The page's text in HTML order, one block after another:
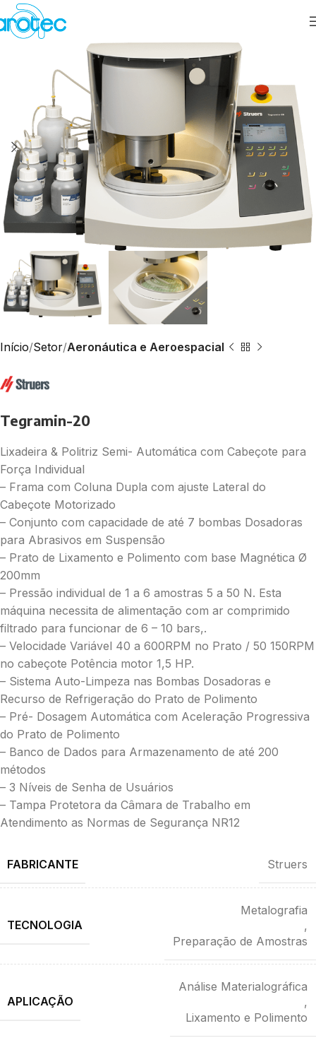
Início Setor Aeronáutica e Aeroespacial
Tegramin-20
Lixadeira & Politriz Semi- Automática com Cabeçote para
Força Individual
– Frama com Coluna Dupla com ajuste Lateral do
Cabeçote Motorizado
– Conjunto com capacidade de até 7 bombas Dosadoras
para Abrasivos em Suspensão
– Prato de Lixamento e Polimento com base Magnética Ø
200mm
– Pressão individual de 1 a 6 amostras 5 a 50 N. Esta
máquina necessita de alimentação com ar comprimido
filtrado para funcionar de 6 – 10 bars,.
– Velocidade Variável 40 a 600RPM no Prato / 50 150RPM
no cabeçote Potência motor 1,5 HP.
– Sistema Auto-Limpeza nas Bombas Dosadoras e
Recurso de Refrigeração do Prato de Polimento
– Pré- Dosagem Automática com Aceleração Progressiva
do Prato de Polimento
– Banco de Dados para Armazenamento de até 200
métodos
– 3 Níveis de Senha de Usuários
– Tampa Protetora da Câmara de Trabalho em
Atendimento as Normas de Segurança NR12
FABRICANTE Struers
TECNOLOGIA
Metalografia
,
Preparação de Amostras
APLICAÇÃO
Análise Materialográfica
,
Lixamento e Polimento